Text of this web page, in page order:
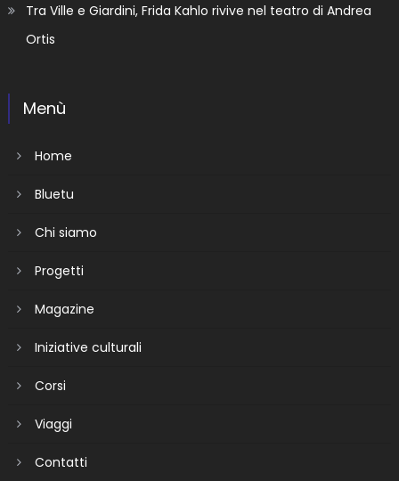
Tra Ville e Giardini, Frida Kahlo rivive nel teatro di Andrea
Ortis
Menù
Home
Bluetu
Chi siamo
Progetti
Magazine
Iniziative culturali
Corsi
Viaggi
Contatti